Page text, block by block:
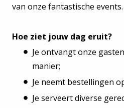
van onze fantastische events.
Hoe ziet jouw dag eruit?
Je ontvangt onze
manier;
Je neemt bestellingen
Je serveert diverse